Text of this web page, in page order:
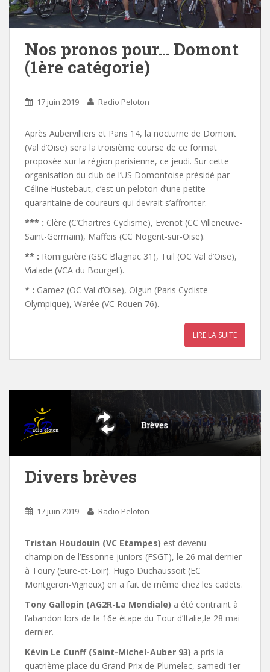
Nos pronos pour… Domont
(1ère catégorie)
17 juin 2019 Radio Peloton
Après Aubervilliers et Paris 14, la nocturne de Domont
(Val d’Oise) sera la troisième course de ce format
proposée sur la région parisienne, ce jeudi. Sur cette
organisation du club de l’US Domontoise présidé par
Céline Hustebaut, c’est un peloton d’une petite
quarantaine de coureurs qui devrait s’affronter.
*** : Clère (C’Chartres Cyclisme), Evenot (CC Villeneuve-
Saint-Germain), Maffeis (CC Nogent-sur-Oise).
** : Romiguière (GSC Blagnac 31), Tuil (OC Val d’Oise),
Vialade (VCA du Bourget).
* : Gamez (OC Val d’Oise), Olgun (Paris Cycliste
Olympique), Warée (VC Rouen 76).
LIRE LA SUITE
Divers brèves
17 juin 2019 Radio Peloton
Tristan Houdouin (VC Etampes) est devenu
champion de l’Essonne juniors (FSGT), le 26 mai dernier
à Toury (Eure-et-Loir). Hugo Duchaussoit (EC
Montgeron-Vigneux) en a fait de même chez les cadets.
Tony Gallopin (AG2R-La Mondiale) a été contraint à
l’abandon lors de la 16e étape du Tour d’Italie,le 28 mai
dernier.
Kévin Le Cunff (Saint-Michel-Auber 93) a pris la
quatrième place du Grand Prix de Plumelec, samedi 1er